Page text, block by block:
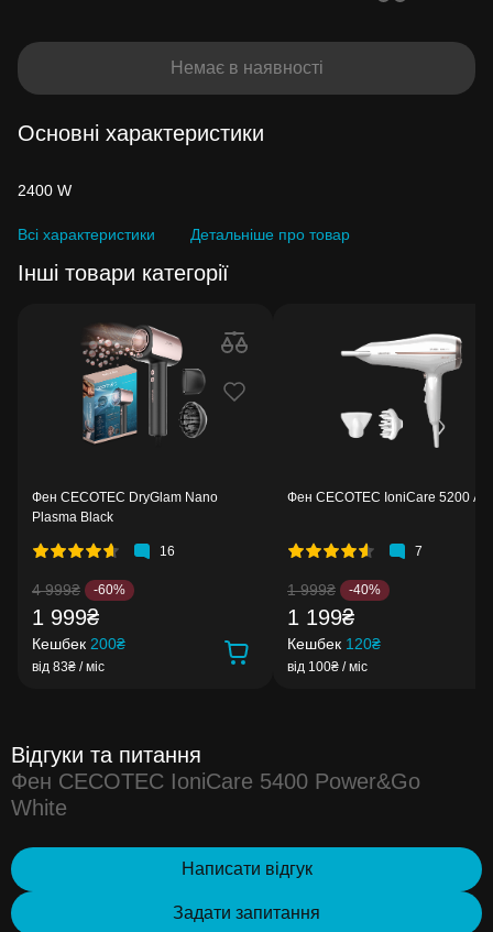
Немає в наявності
Основні характеристики
2400 W
Всі характеристики Детальніше про товар
Інші товари категорії
Фен CECOTEC DryGlam Nano
Plasma Black
16
4 999₴ -60%
1 999₴
Кешбек 200₴
від 83₴ / міс
Фен CECOTEC IoniCare 5200
7
1 999₴ -40%
1 199₴
Кешбек 120₴
від 100₴ / міс
Відгуки та питання
Фен CECOTEC IoniCare 5400 Power&Go
White
Написати відгук
Задати запитання